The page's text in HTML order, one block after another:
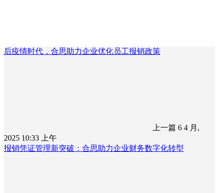
后疫情时代，合思助力企业优化员工报销政策
上一篇 6 4 月,
2025 10:33 上午
报销凭证管理新突破：合思助力企业财务数字化转型